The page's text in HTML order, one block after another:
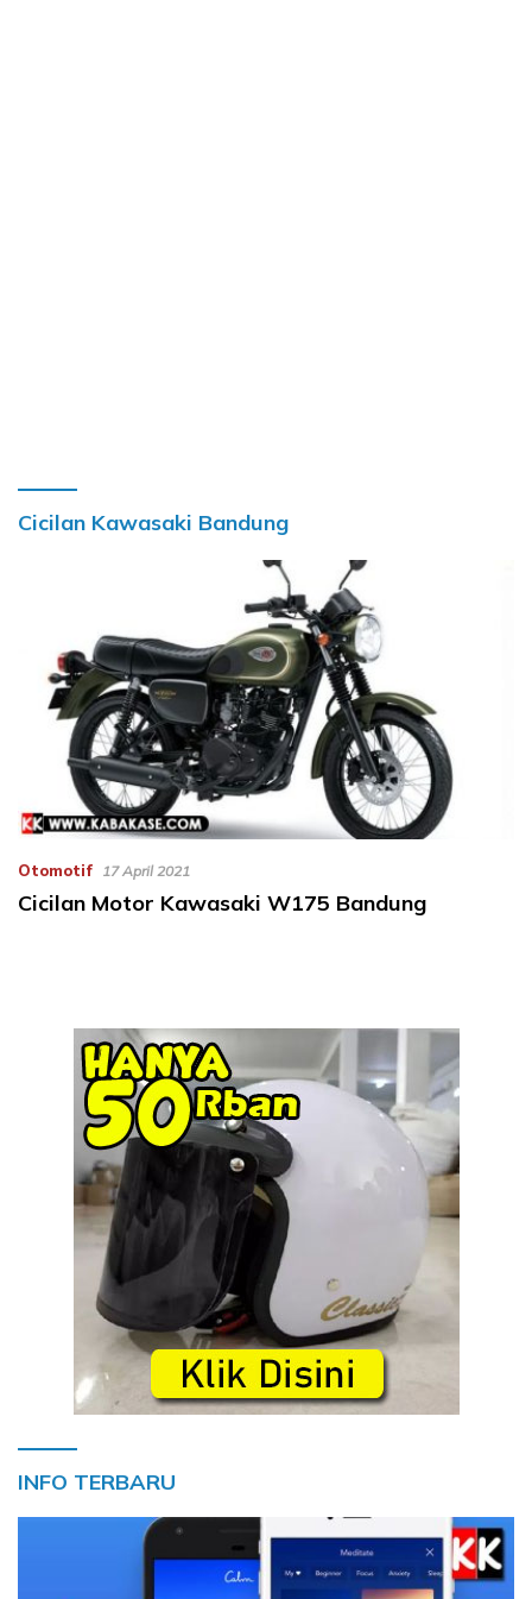
Cicilan Kawasaki Bandung
Otomotif 17 April 2021
Cicilan Motor Kawasaki W175 Bandung
INFO TERBARU